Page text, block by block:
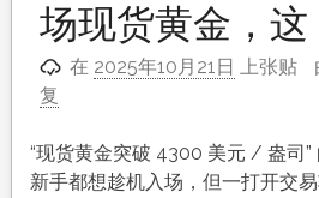
场现货黄金，这
在 2025年10月21日 上张贴
复
“现货黄金突破 4300 美元 / 盎司
新手都想趁机入场，但一打开交